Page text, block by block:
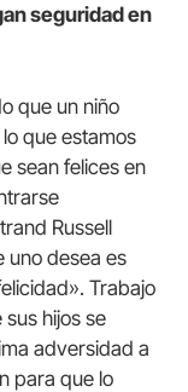
seguridad en
que un niño
que estamos
sean felices en
Russell
uno desea es
Trabajo
hijos se
adversidad a
para que lo